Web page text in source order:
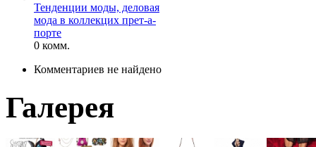
Тенденции моды, деловая
мода в коллекцих прет-а-
порте
0 комм.
Комментариев не найдено
Галерея